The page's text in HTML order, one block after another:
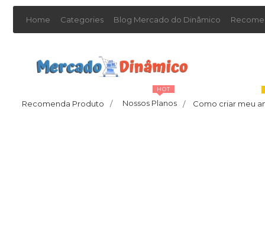
Home Categories Blog Mercado do Dinâmico
Recomenda Produto / Nossos Planos /
HOT
Como criar meu